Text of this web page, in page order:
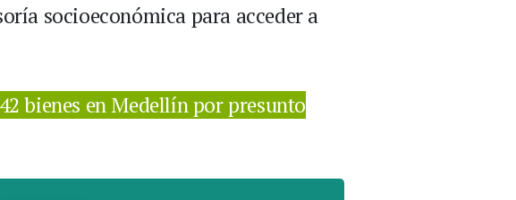
socioeconómica para acceder a
bienes en Medellín por presunto